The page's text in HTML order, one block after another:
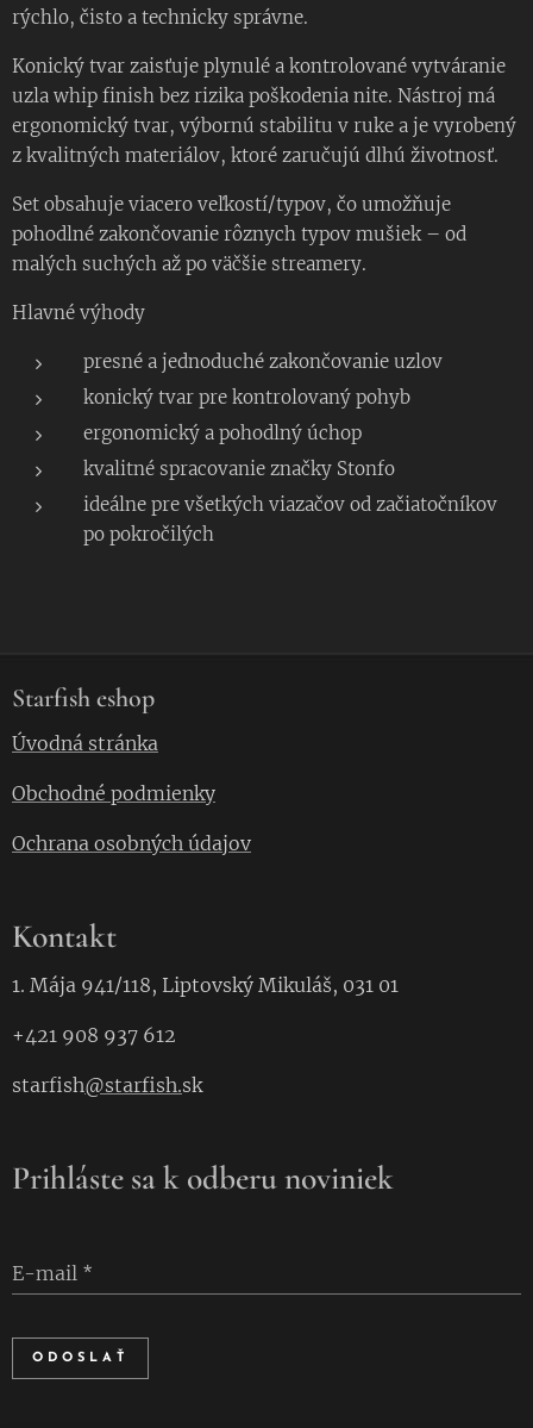
rýchlo, čisto a technicky správne.
Konický tvar zaisťuje plynulé a kontrolované vytváranie
uzla whip finish bez rizika poškodenia nite. Nástroj má
ergonomický tvar, výbornú stabilitu v ruke a je vyrobený
z kvalitných materiálov, ktoré zaručujú dlhú životnosť.
Set obsahuje viacero veľkostí/typov, čo umožňuje
pohodlné zakončovanie rôznych typov mušiek – od
malých suchých až po väčšie streamery.
Hlavné výhody
presné a jednoduché zakončovanie uzlov
konický tvar pre kontrolovaný pohyb
ergonomický a pohodlný úchop
kvalitné spracovanie značky Stonfo
ideálne pre všetkých viazačov od začiatočníkov
po pokročilých
Starfish eshop
Úvodná stránka
Obchodné podmienky
Ochrana osobných údajov
Kontakt
1. Mája 941/118, Liptovský Mikuláš, 031 01
+421 908 937 612
starfish@starfish.sk
Prihláste sa k odberu noviniek
E-mail
ODOSLAŤ